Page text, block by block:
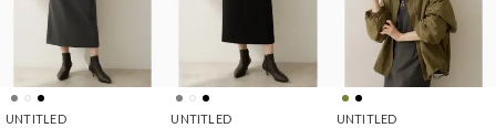
UNTITLED UNTITLED UNTITLED